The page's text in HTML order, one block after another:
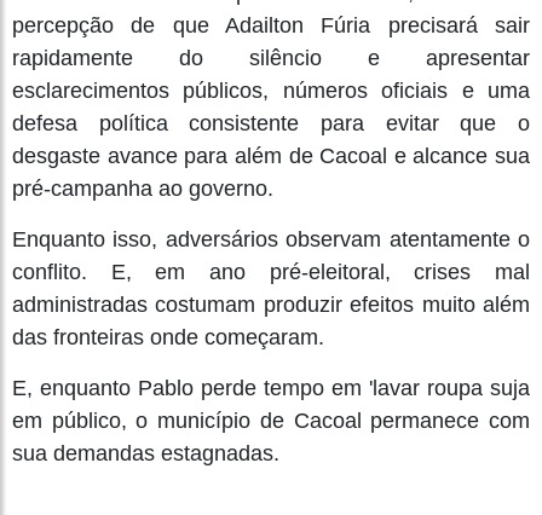
percepção de que Adailton Fúria precisará sair
rapidamente do silêncio e apresentar
esclarecimentos públicos, números oficiais e uma
defesa política consistente para evitar que o
desgaste avance para além de Cacoal e alcance sua
pré-campanha ao governo.
Enquanto isso, adversários observam atentamente o
conflito. E, em ano pré-eleitoral, crises mal
administradas costumam produzir efeitos muito além
das fronteiras onde começaram.
E, enquanto Pablo perde tempo em 'lavar roupa suja
em público, o município de Cacoal permanece com
sua demandas estagnadas.